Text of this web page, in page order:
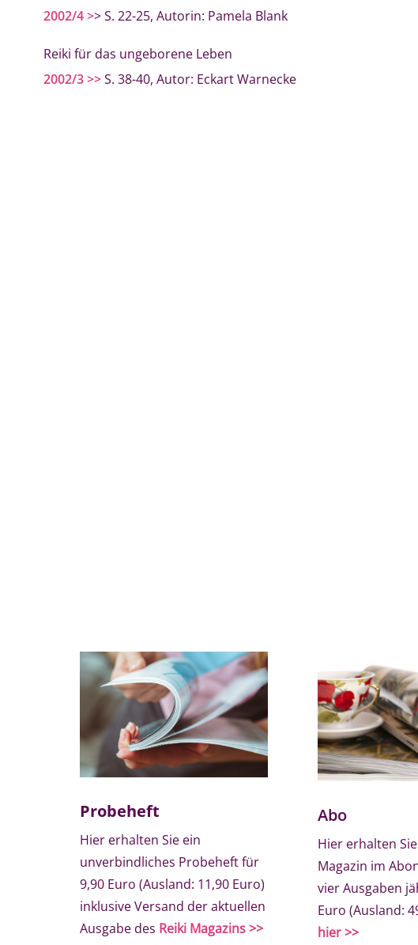
2002/4 >> S. 22-25, Autorin: Pamela Blank
Reiki für das ungeborene Leben
2002/3 >>S. 38-40, Autor: Eckart Warnecke
Probeheft
Hier erhalten Sie ein
unverbindliches Probeheft für
9,90 Euro (Ausland: 11,90 Euro)
inklusive Versand der aktuellen
Ausgabe des Reiki Magazins >>
Abo
Hier erhalten
Magazin im
vier Ausgaben
Euro (Ausland:
hier >>